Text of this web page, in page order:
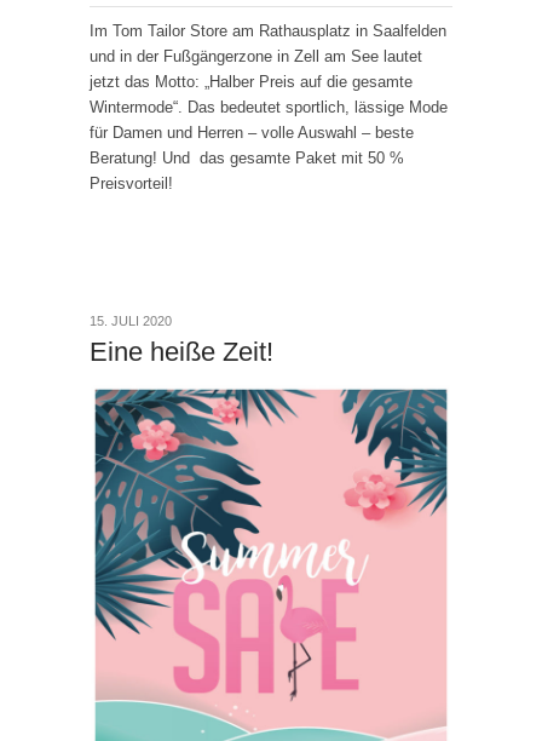
Im Tom Tailor Store am Rathausplatz in Saalfelden
und in der Fußgängerzone in Zell am See lautet
jetzt das Motto: „Halber Preis auf die gesamte
Wintermode“. Das bedeutet sportlich, lässige Mode
für Damen und Herren – volle Auswahl – beste
Beratung! Und das gesamte Paket mit 50 %
Preisvorteil!
Eine heiße Zeit!
15. JULI 2020